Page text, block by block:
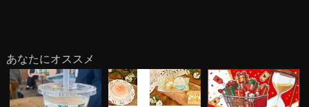
あなたにオススメ